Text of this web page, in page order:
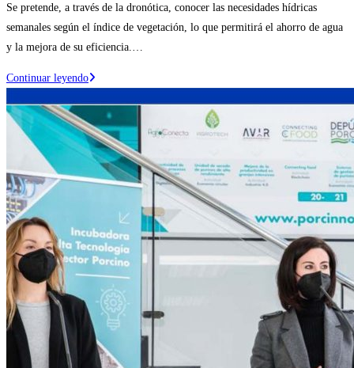
entrada:
entrada:
Se pretende, a través de la dronótica, conocer las necesidades hídricas
semanales según el índice de vegetación, lo que permitirá el ahorro de agua
y la mejora de su eficiencia.…
Continuar leyendoComienza
monitorización
y
digitalización
para
sostenibles
las
zonas
verdes
de
Ejea